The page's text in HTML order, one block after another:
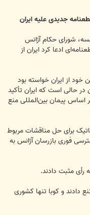
جدیدی علیه ایران
شورای حکام آژانس
ادعا کرد ایران از
از ایران خواسته بود
در حالی است که ایران تأکید
اساس پیمان بین‌المللی منع
برای حل مناقشات مربوط
فوری بازرسان آژانس به
دادند و کوبا تنها کشوری